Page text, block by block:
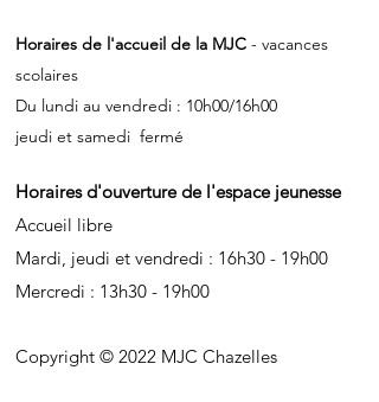
Horaires de l'accueil de la MJC - vacances
scolaires
Du lundi au vendredi : 10h00/16h00
jeudi et samedi fermé
Horaires d'ouverture de l'espace jeunesse
Accueil libre
Mardi, jeudi et vendredi : 16h30 - 19h00
Mercredi : 13h30 - 19h00
Copyright © 2022 MJC Chazelles